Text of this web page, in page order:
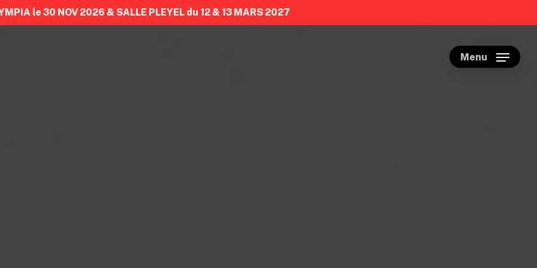
le 30 NOV 2026 & SALLE PLEYEL du 12 & 13 MARS 2027
Menu